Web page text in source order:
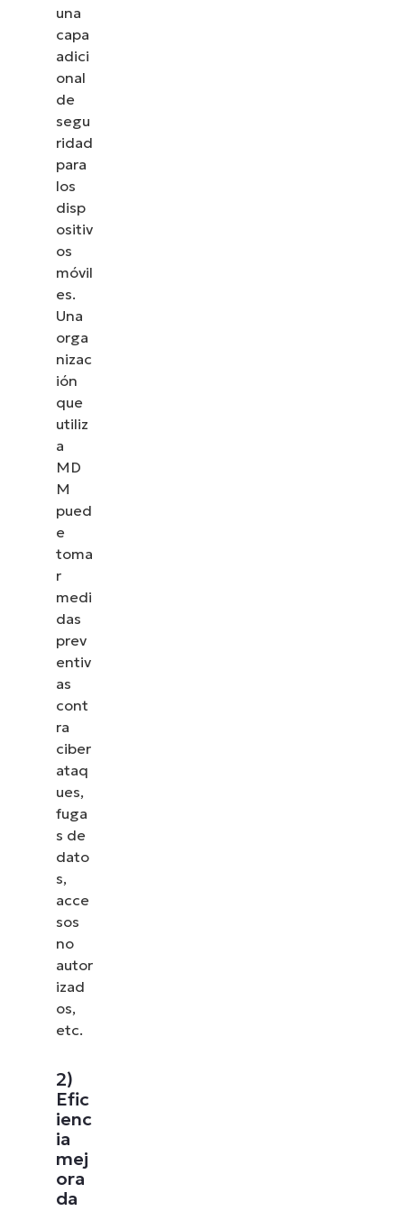
una
capa
adici
onal
de
segu
ridad
para
los
disp
ositiv
os
móvil
es.
Una
orga
nizac
ión
que
utiliz
a
MD
M
pued
e
toma
r
medi
das
prev
entiv
as
cont
ra
ciber
ataq
ues,
fuga
s de
dato
s,
acce
sos
no
autor
izad
os,
etc.
2)
Efic
ienc
ia
mej
ora
da